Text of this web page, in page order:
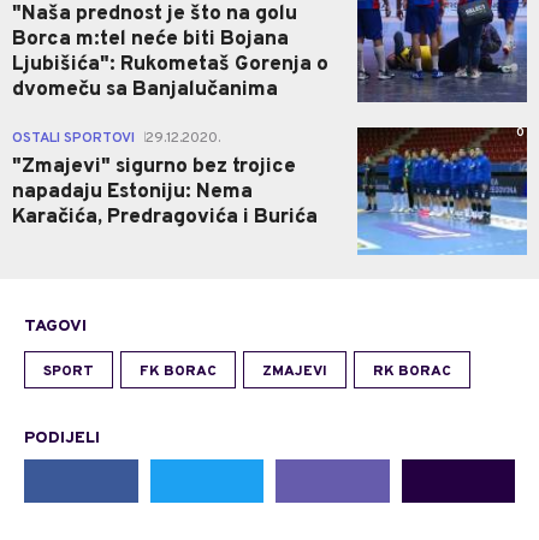
"Naša prednost je što na golu
Borca m:tel neće biti Bojana
Ljubišića": Rukometaš Gorenja o
dvomeču sa Banjalučanima
OSTALI SPORTOVI 29.12.2020.
"Zmajevi" sigurno bez trojice
napadaju Estoniju: Nema
Karačića, Predragovića i Burića
0
TAGOVI
SPORT FK BORAC ZMAJEVI RK BORAC
PODIJELI